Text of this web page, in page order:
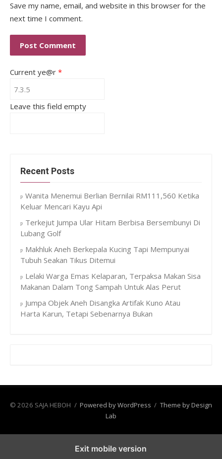
Save my name, email, and website in this browser for the
next time I comment.
Current ye@r *
Leave this field empty
Recent Posts
Wanita Menemui Berlian Bernilai RM111,560 Ketika
Keluar Mencari Kayu Api
Terkejut Jumpa Ular Hitam Berbisa Bersembunyi Di
Lubang Golf
Makhluk Aneh Berkepala Kucing Tapi Mempunyai
Tubuh Seakan Tikus Ditemui
Lelaki Warga Emas Kelaparan, Terpaksa Makan Sisa
Makanan Dalam Tong Sampah Untuk Alas Perut
Jumpa Objek Aneh Disangka Artifak Kuno Atau
Harta Karun, Tetapi Sebenarnya Bukan
© 2026 SAJA HEBOH / Powered by WordPress / Theme by Design
Lab
Exit mobile version